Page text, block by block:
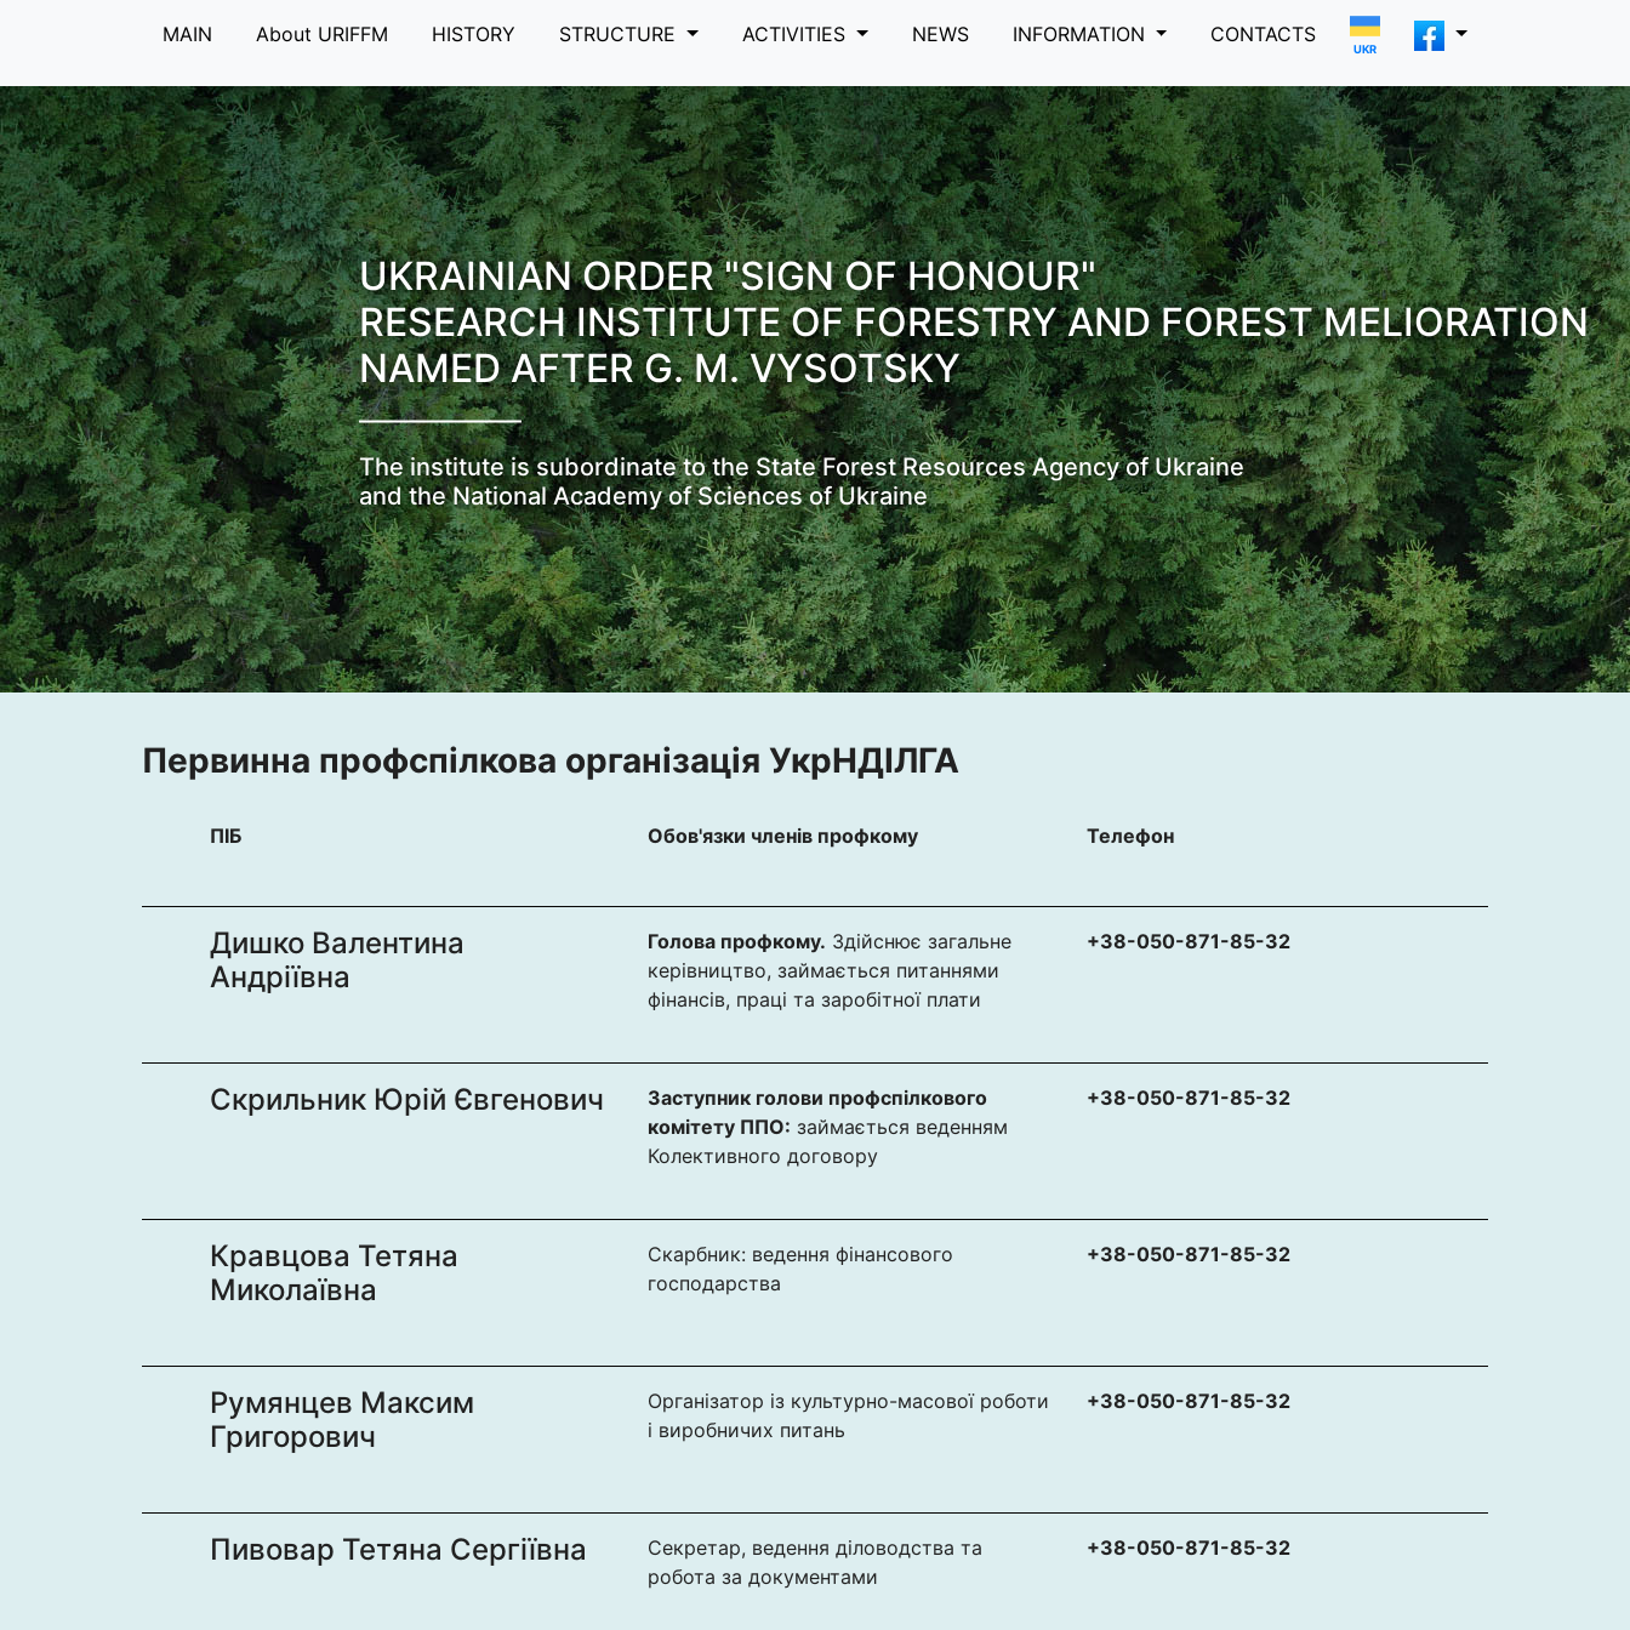
MAIN About URIFFM HISTORY STRUCTURE ACTIVITIES NEWS INFORMATION CONTACTS
UKR
UKRAINIAN ORDER "SIGN OF HONOUR"
RESEARCH INSTITUTE OF FORESTRY AND FOREST MELIORATION
NAMED AFTER G. M. VYSOTSKY
The institute is subordinate to the State Forest Resources Agency of Ukraine
and the National Academy of Sciences of Ukraine
Первинна профспілкова організація УкрНДІЛГА
ПІБ Обов'язки членів профкому Телефон
Дишко Валентина
Андріївна
Голова профкому. Здійснює загальне
керівництво, займається питаннями
фінансів, праці та заробітної плати
+38-050-871-85-32
Скрильник Юрій Євгенович
Заступник голови профспілкового
комітету ППО: займається веденням
Колективного договору
+38-050-871-85-32
Кравцова Тетяна
Миколаївна
Скарбник: ведення фінансового
господарства
+38-050-871-85-32
Румянцев Максим
Григорович
Організатор із культурно-масової роботи
і виробничих питань
+38-050-871-85-32
Пивовар Тетяна Сергіївна
Секретар, ведення діловодства та
робота за документами
+38-050-871-85-32